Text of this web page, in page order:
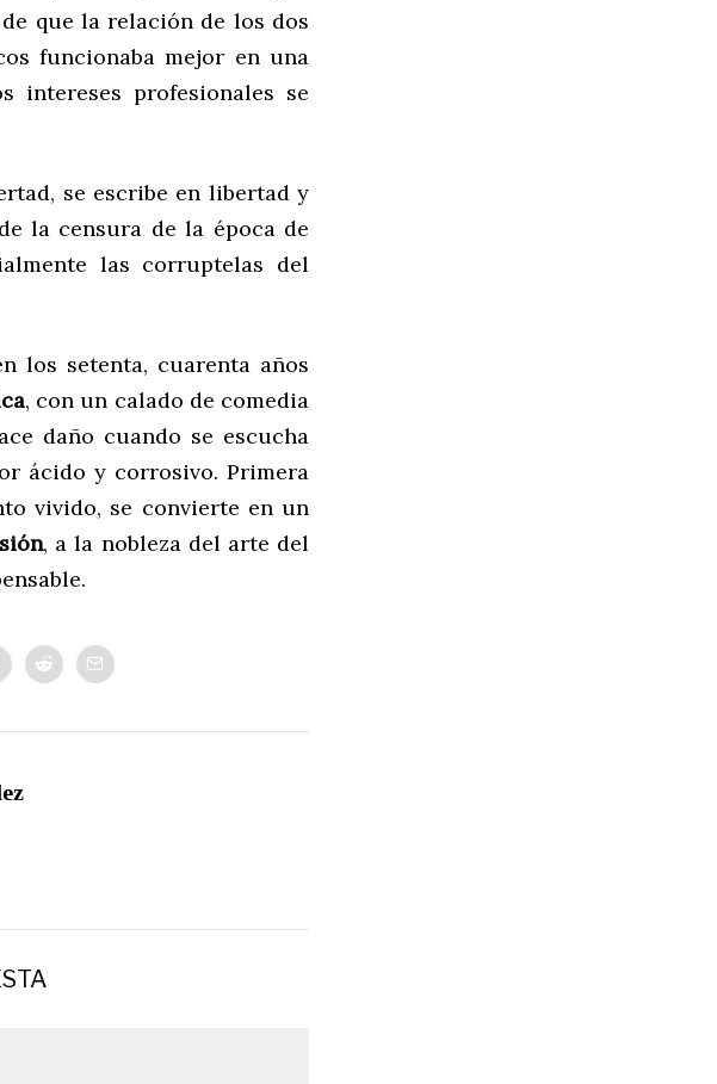
que la relación de los dos
funcionaba mejor en una
intereses profesionales se
se escribe en libertad y
la censura de la época de
las corruptelas del
los setenta, cuarenta años
, con un calado de comedia
daño cuando se escucha
ácido y corrosivo. Primera
vivido, se convierte en un
, a la nobleza del arte del